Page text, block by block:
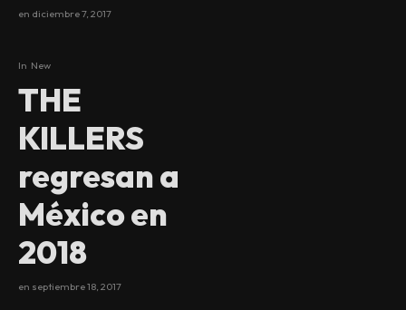
en diciembre 7, 2017
In New
THE
KILLERS
regresan a
México en
2018
en septiembre 18, 2017